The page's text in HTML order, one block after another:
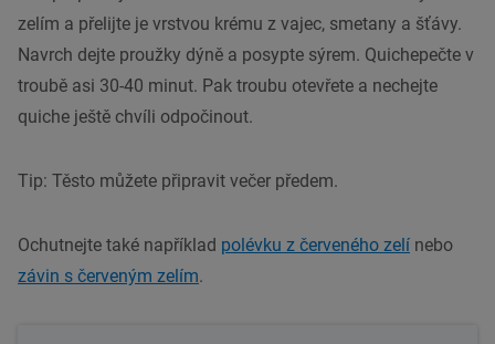
zelím a přelijte je vrstvou krému z vajec, smetany a šťávy.
Navrch dejte proužky dýně a posypte sýrem. Quichepečte v
troubě asi 30-40 minut. Pak troubu otevřete a nechejte
quiche ještě chvíli odpočinout.
Tip: Těsto můžete připravit večer předem.
Ochutnejte také například polévku z červeného zelí nebo
závin s červeným zelím.